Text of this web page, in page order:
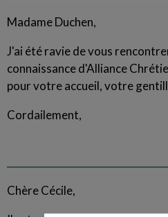
Madame Duchen,
J'ai été ravie de vous
connaissance d'Alliance
pour votre accueil, votre
Cordailement,
Chère Cécile,